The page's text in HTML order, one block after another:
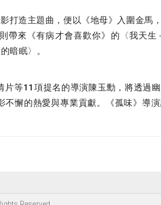
打造主題曲，便以《地母》入圍金馬
帶來《有病才會喜歡你》的〈我天生
暗眠〉。
等11項提名的導演陳玉勳，將透過
不懈的熱愛與專業貢獻。《孤味》導